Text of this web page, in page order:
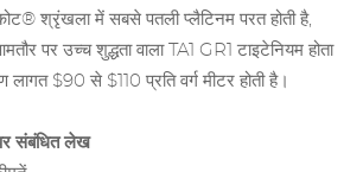
श्रृंखला में सबसे पतली प्लैटिनम परत होती है,
पर उच्च शुद्धता वाला TA1 GR1 टाइटेनियम होता
$90 से $110 प्रति वर्ग मीटर होती है।
पर संबंधित लेख